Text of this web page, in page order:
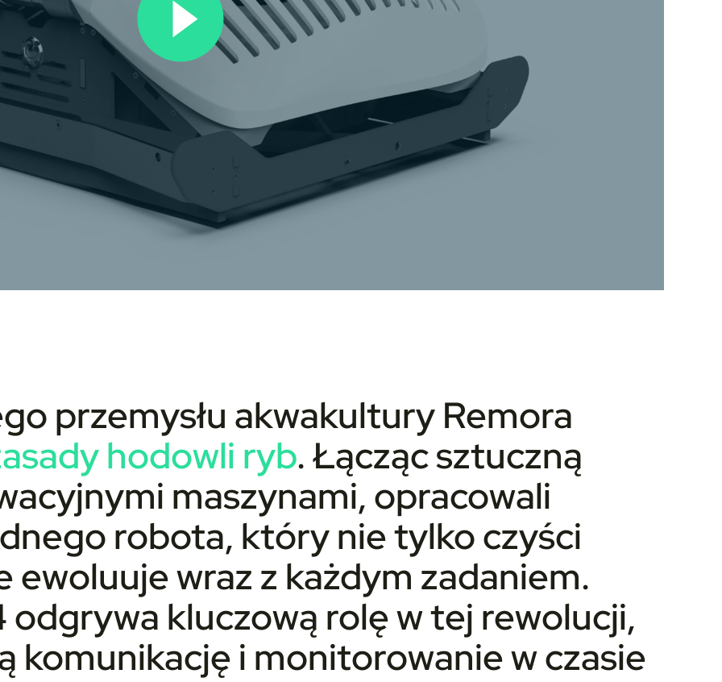
przemysłu akwakultury Remora
hodowli ryb. Łącząc sztuczną
maszynami, opracowali
robota, który nie tylko czyści
ewoluuje wraz z każdym zadaniem.
kluczową rolę w tej rewolucji,
komunikację i monitorowanie w czasie